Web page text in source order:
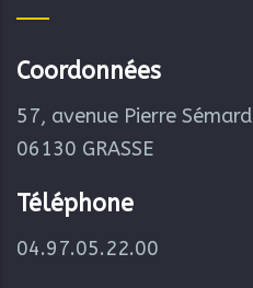
Coordonnées
57, avenue Pierre Sémard
06130 GRASSE
Téléphone
04.97.05.22.00